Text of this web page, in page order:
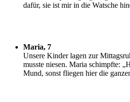
dafür, sie ist mir in die Watsche
Maria, 7
Unsere Kinder lagen zur
musste niesen. Maria schimpfte:
Mund, sonst fliegen hier die